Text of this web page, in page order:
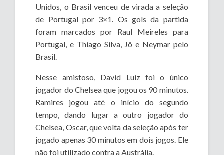
Unidos, o Brasil venceu de virada a seleção
de Portugal por 3×1. Os gols da partida
foram marcados por Raul Meireles para
Portugal, e Thiago Silva, Jô e Neymar pelo
Brasil.
Nesse amistoso, David Luiz foi o único
jogador do Chelsea que jogou os 90 minutos.
Ramires jogou até o início do segundo
tempo, dando lugar a outro jogador do
Chelsea, Oscar, que volta da seleção após ter
jogado apenas 30 minutos em dois jogos. Ele
não foi utilizado contra a Austrália.